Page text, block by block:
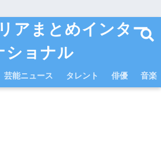
アまとめインター
ショナル
芸能ニュース タレント 俳優 音楽